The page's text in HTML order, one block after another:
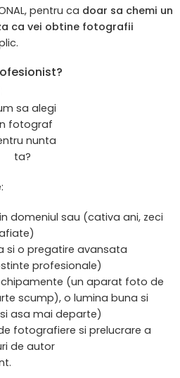
pentru ca doar sa chemi un
ca vei obtine fotografii
sa alegi
fotograf
nunta
ta?
domeniul sau (cativa ani, zeci
si o pregatire avansata
profesionale)
(un aparat foto de
scump), o lumina buna si
asa mai departe)
fotografiere si prelucrare a
de autor